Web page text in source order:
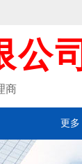
公司
商
更多